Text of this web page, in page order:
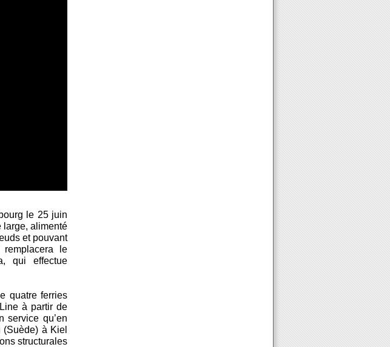
le 25 juin
large, alimenté
et pouvant
le
qui effectue
quatre ferries
à partir de
service qu’en
à Kiel
structurales